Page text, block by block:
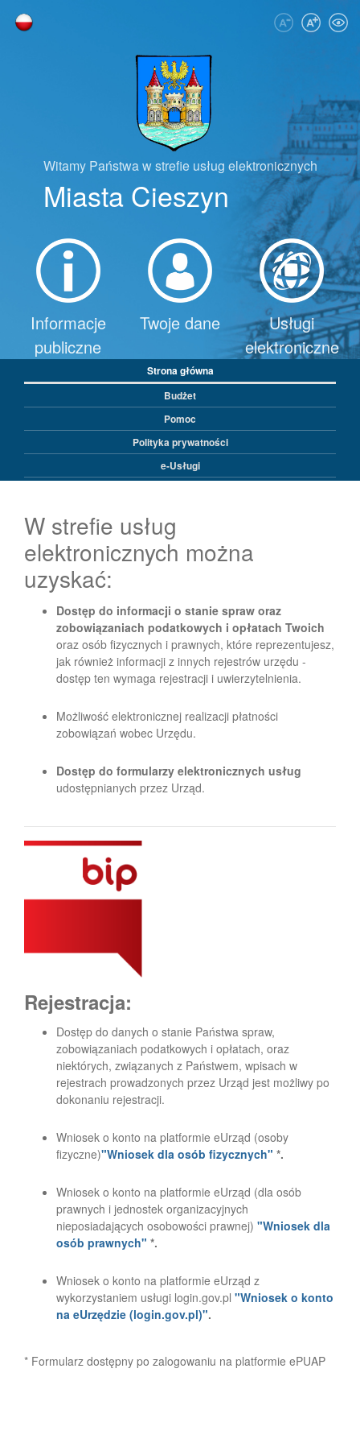
Witamy Państwa w strefie usług elektronicznych
Miasta Cieszyn
Informacje
publiczne
Twoje dane
Usługi
elektroniczne
Strona główna
Budżet
Pomoc
Polityka prywatności
e-Usługi
W strefie usług
elektronicznych można
uzyskać:
Dostęp do informacji o stanie spraw oraz
zobowiązaniach podatkowych i opłatach Twoich
oraz osób fizycznych i prawnych, które reprezentujesz,
jak również informacji z innych rejestrów urzędu -
dostęp ten wymaga rejestracji i uwierzytelnienia.
Możliwość elektronicznej realizacji płatności
zobowiązań wobec Urzędu.
Dostęp do formularzy elektronicznych usług
udostępnianych przez Urząd.
Rejestracja:
Dostęp do danych o stanie Państwa spraw,
zobowiązaniach podatkowych i opłatach, oraz
niektórych, związanych z Państwem, wpisach w
rejestrach prowadzonych przez Urząd jest możliwy po
dokonaniu rejestracji.
Wniosek o konto na platformie eUrząd (osoby
fizyczne)"Wniosek dla osób fizycznych" *.
Wniosek o konto na platformie eUrząd (dla osób
prawnych i jednostek organizacyjnych
nieposiadających osobowości prawnej) "Wniosek dla
osób prawnych" *.
Wniosek o konto na platformie eUrząd z
wykorzystaniem usługi login.gov.pl "Wniosek o konto
na eUrzędzie (login.gov.pl)".
* Formularz dostępny po zalogowaniu na platformie ePUAP